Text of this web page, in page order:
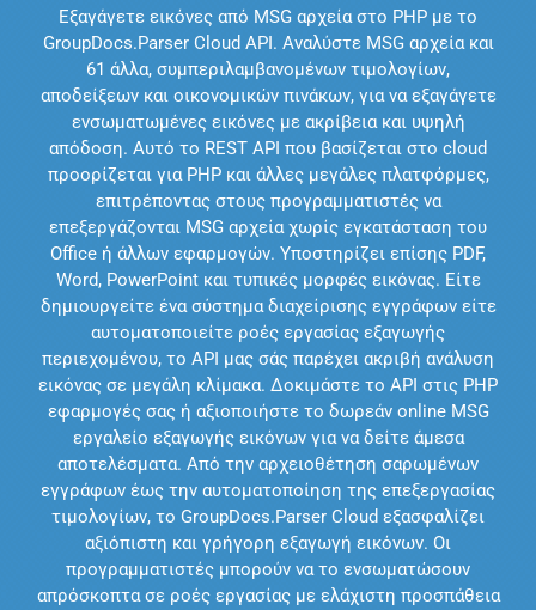
Εξαγάγετε εικόνες από MSG αρχεία στο PHP με το
GroupDocs.Parser Cloud API. Αναλύστε MSG αρχεία και
61 άλλα, συμπεριλαμβανομένων τιμολογίων,
αποδείξεων και οικονομικών πινάκων, για να εξαγάγετε
ενσωματωμένες εικόνες με ακρίβεια και υψηλή
απόδοση. Αυτό το REST API που βασίζεται στο cloud
προορίζεται για PHP και άλλες μεγάλες πλατφόρμες,
επιτρέποντας στους προγραμματιστές να
επεξεργάζονται MSG αρχεία χωρίς εγκατάσταση του
Office ή άλλων εφαρμογών. Υποστηρίζει επίσης PDF,
Word, PowerPoint και τυπικές μορφές εικόνας. Είτε
δημιουργείτε ένα σύστημα διαχείρισης εγγράφων είτε
αυτοματοποιείτε ροές εργασίας εξαγωγής
περιεχομένου, το API μας σάς παρέχει ακριβή ανάλυση
εικόνας σε μεγάλη κλίμακα. Δοκιμάστε το API στις PHP
εφαρμογές σας ή αξιοποιήστε το δωρεάν online MSG
εργαλείο εξαγωγής εικόνων για να δείτε άμεσα
αποτελέσματα. Από την αρχειοθέτηση σαρωμένων
εγγράφων έως την αυτοματοποίηση της επεξεργασίας
τιμολογίων, το GroupDocs.Parser Cloud εξασφαλίζει
αξιόπιστη και γρήγορη εξαγωγή εικόνων. Οι
προγραμματιστές μπορούν να το ενσωματώσουν
απρόσκοπτα σε ροές εργασίας με ελάχιστη προσπάθεια